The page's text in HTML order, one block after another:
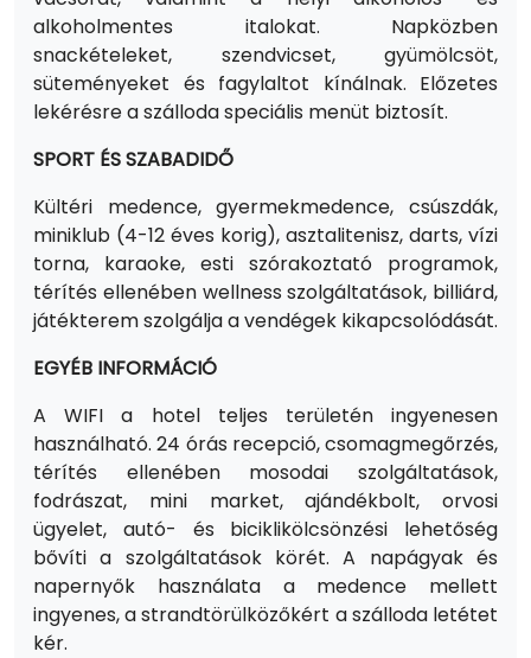
alkoholmentes italokat. Napközben
snackételeket, szendvicset, gyümölcsöt,
süteményeket és fagylaltot kínálnak. Előzetes
lekérésre a szálloda speciális menüt biztosít.
SPORT ÉS SZABADIDŐ
Kültéri medence, gyermekmedence, csúszdák,
miniklub (4-12 éves korig), asztalitenisz, darts, vízi
torna, karaoke, esti szórakoztató programok,
térítés ellenében wellness szolgáltatások, billiárd,
játékterem szolgálja a vendégek kikapcsolódását.
EGYÉB INFORMÁCIÓ
A WIFI a hotel teljes területén ingyenesen
használható. 24 órás recepció, csomagmegőrzés,
térítés ellenében mosodai szolgáltatások,
fodrászat, mini market, ajándékbolt, orvosi
ügyelet, autó- és biciklikölcsönzési lehetőség
bővíti a szolgáltatások körét. A napágyak és
napernyők használata a medence mellett
ingyenes, a strandtörülközőkért a szálloda letétet
kér.